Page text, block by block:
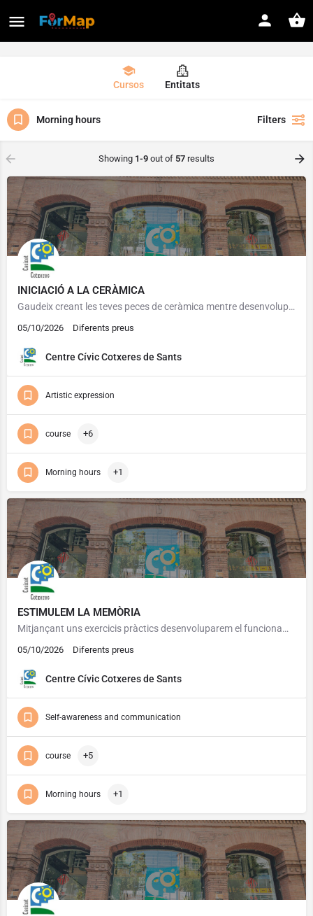
Cursos Entitats
Morning hours Filters
Showing 1-9 out of 57 results
INICIACIÓ A LA CERÀMICA
Gaudeix creant les teves peces de ceràmica mentre desenvolupes la teva creativitat i habilitat manual.…
05/10/2026 Diferents preus
Centre Cívic Cotxeres de Sants
Artistic expression
course +6
Morning hours +1
ESTIMULEM LA MEMÒRIA
Mitjançant uns exercicis pràctics desenvoluparem el funcionament de la ment i especialment la memòria. Podrem…
05/10/2026 Diferents preus
Centre Cívic Cotxeres de Sants
Self-awareness and communication
course +5
Morning hours +1